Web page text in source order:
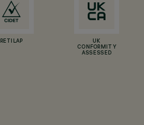
RETILAP
UK
CONFORMITY
ASSESSED